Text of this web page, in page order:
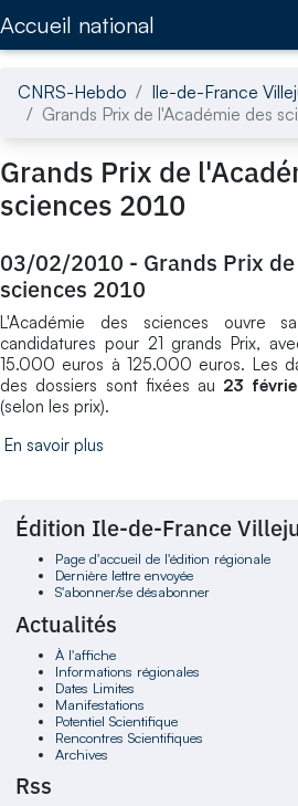
Accueil national
CNRS-Hebdo Ile-de-France
Grands Prix de l'Académie des
Grands Prix de
sciences 2010
03/02/2010 - Grands Prix
sciences 2010
L'Académie des sciences ouvre
candidatures pour 21 grands Prix,
15.000 euros à 125.000 euros. Les
des dossiers sont fixées au 23
(selon les prix).
En savoir plus
Édition Ile-de-France
Page d'accueil de l'édition régionale
Dernière lettre envoyée
S'abonner/se désabonner
Actualités
À l'affiche
Informations régionales
Dates Limites
Manifestations
Potentiel Scientifique
Rencontres Scientifiques
Archives
Rss